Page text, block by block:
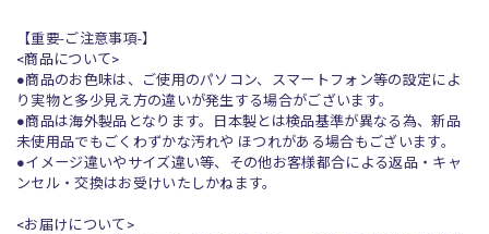
【重要-ご注意事項-】
<商品について>
●商品のお色味は、ご使用のパソコン、スマートフォン等の設定によ
り実物と多少見え方の違いが発生する場合がございます。
●商品は海外製品となります。日本製とは検品基準が異なる為、新品
未使用品でもごくわずかな汚れや ほつれがある場合もございます。
●イメージ違いやサイズ違い等、その他お客様都合による返品・キャ
ンセル・交換はお受けいたしかねます。
<お届けについて>